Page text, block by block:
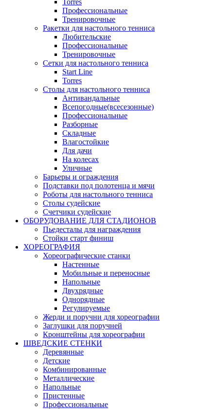
Torres
Профессиональные
Тренировочные
Ракетки для настольного тенниса
Любительские
Профессиональные
Тренировочные
Сетки для настольного тенниса
Start Line
Torres
Столы для настольного тенниса
Антивандальные
Всепогодные(всесезонные)
Профессиональные
Разборные
Складные
Влагостойкие
Для дачи
На колесах
Уличные
Барьеры и ограждения
Подставки под полотенца и мячи
Роботы для настольного тенниса
Столы судейские
Счетчики судейские
ОБОРУДОВАНИЕ ДЛЯ СТАДИОНОВ
Пьедесталы для награждения
Стойки старт финиш
ХОРЕОГРАФИЯ
Хореографические станки
Настенные
Мобильные и переносные
Напольные
Двухрядные
Однорядные
Регулируемые
Жерди и поручни для хореографии
Заглушки для поручней
Кронштейны для хореографии
ШВЕДСКИЕ СТЕНКИ
Деревянные
Детские
Комбинированные
Металлические
Напольные
Пристенные
Профессиональные